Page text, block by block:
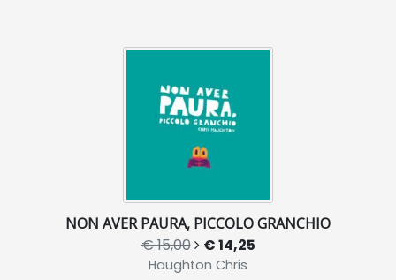
NON AVER PAURA, PICCOLO GRANCHIO
€ 15,00 € 14,25
Haughton Chris